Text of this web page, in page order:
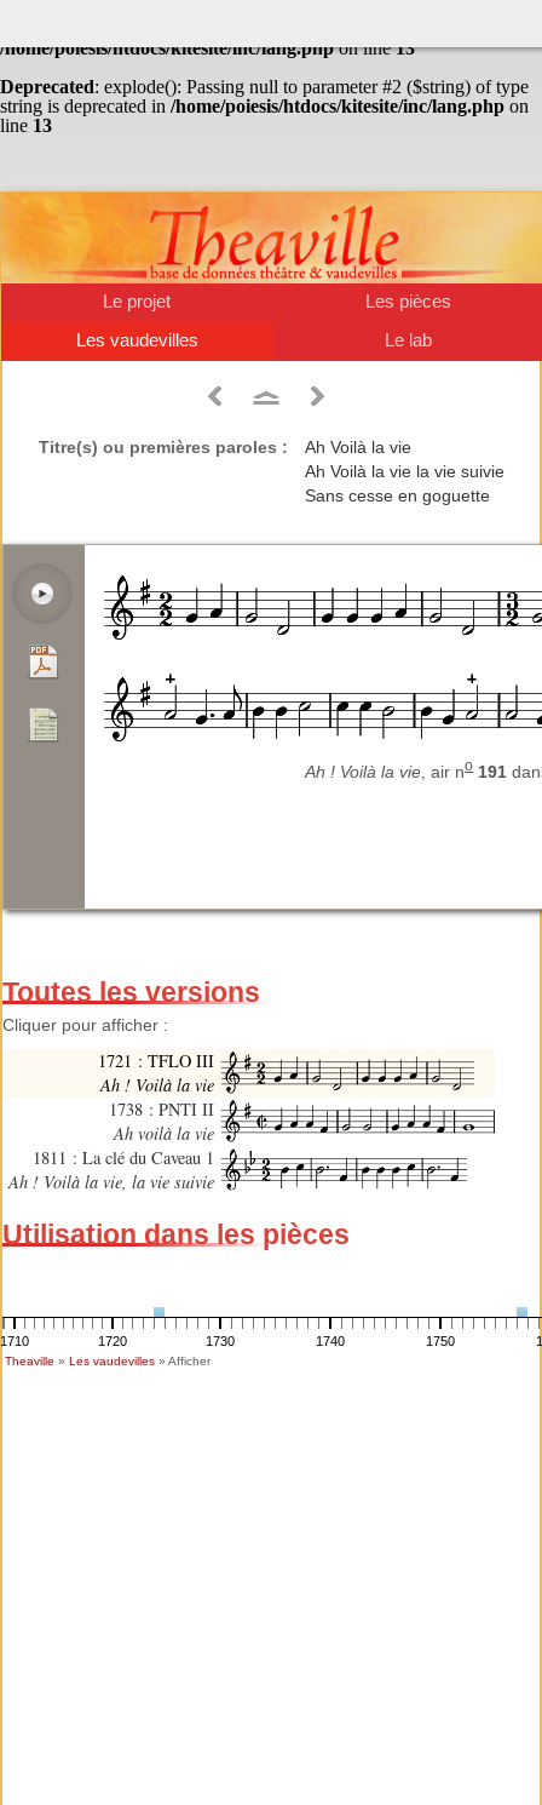
/home/poiesis/htdocs/kitesite/inc/lang.phpon line13
Deprecated: explode(): Passing null to parameter #2 ($string) of type
string is deprecated in /home/poiesis/htdocs/kitesite/inc/lang.php on
line 13
Le projet
Les pièces
Les vaudevilles
Le lab
Titre(s) ou premières paroles :
Ah Voilà la vie
Ah Voilà la vie la vie suivie
Sans cesse en goguette
Ah ! Voilà la vie , air no 191
Toutes les versions
Cliquer pour afficher :
1721 : TFLO III
Ah ! Voilà la vie
1738 : PNTI II
Ah voilà la vie
1811 : La clé du Caveau 1
Ah ! Voilà la vie, la vie suivie
Utilisation dans les pièces
1710 1720 1730 1740 1750
Theaville » Les vaudevilles» Afficher